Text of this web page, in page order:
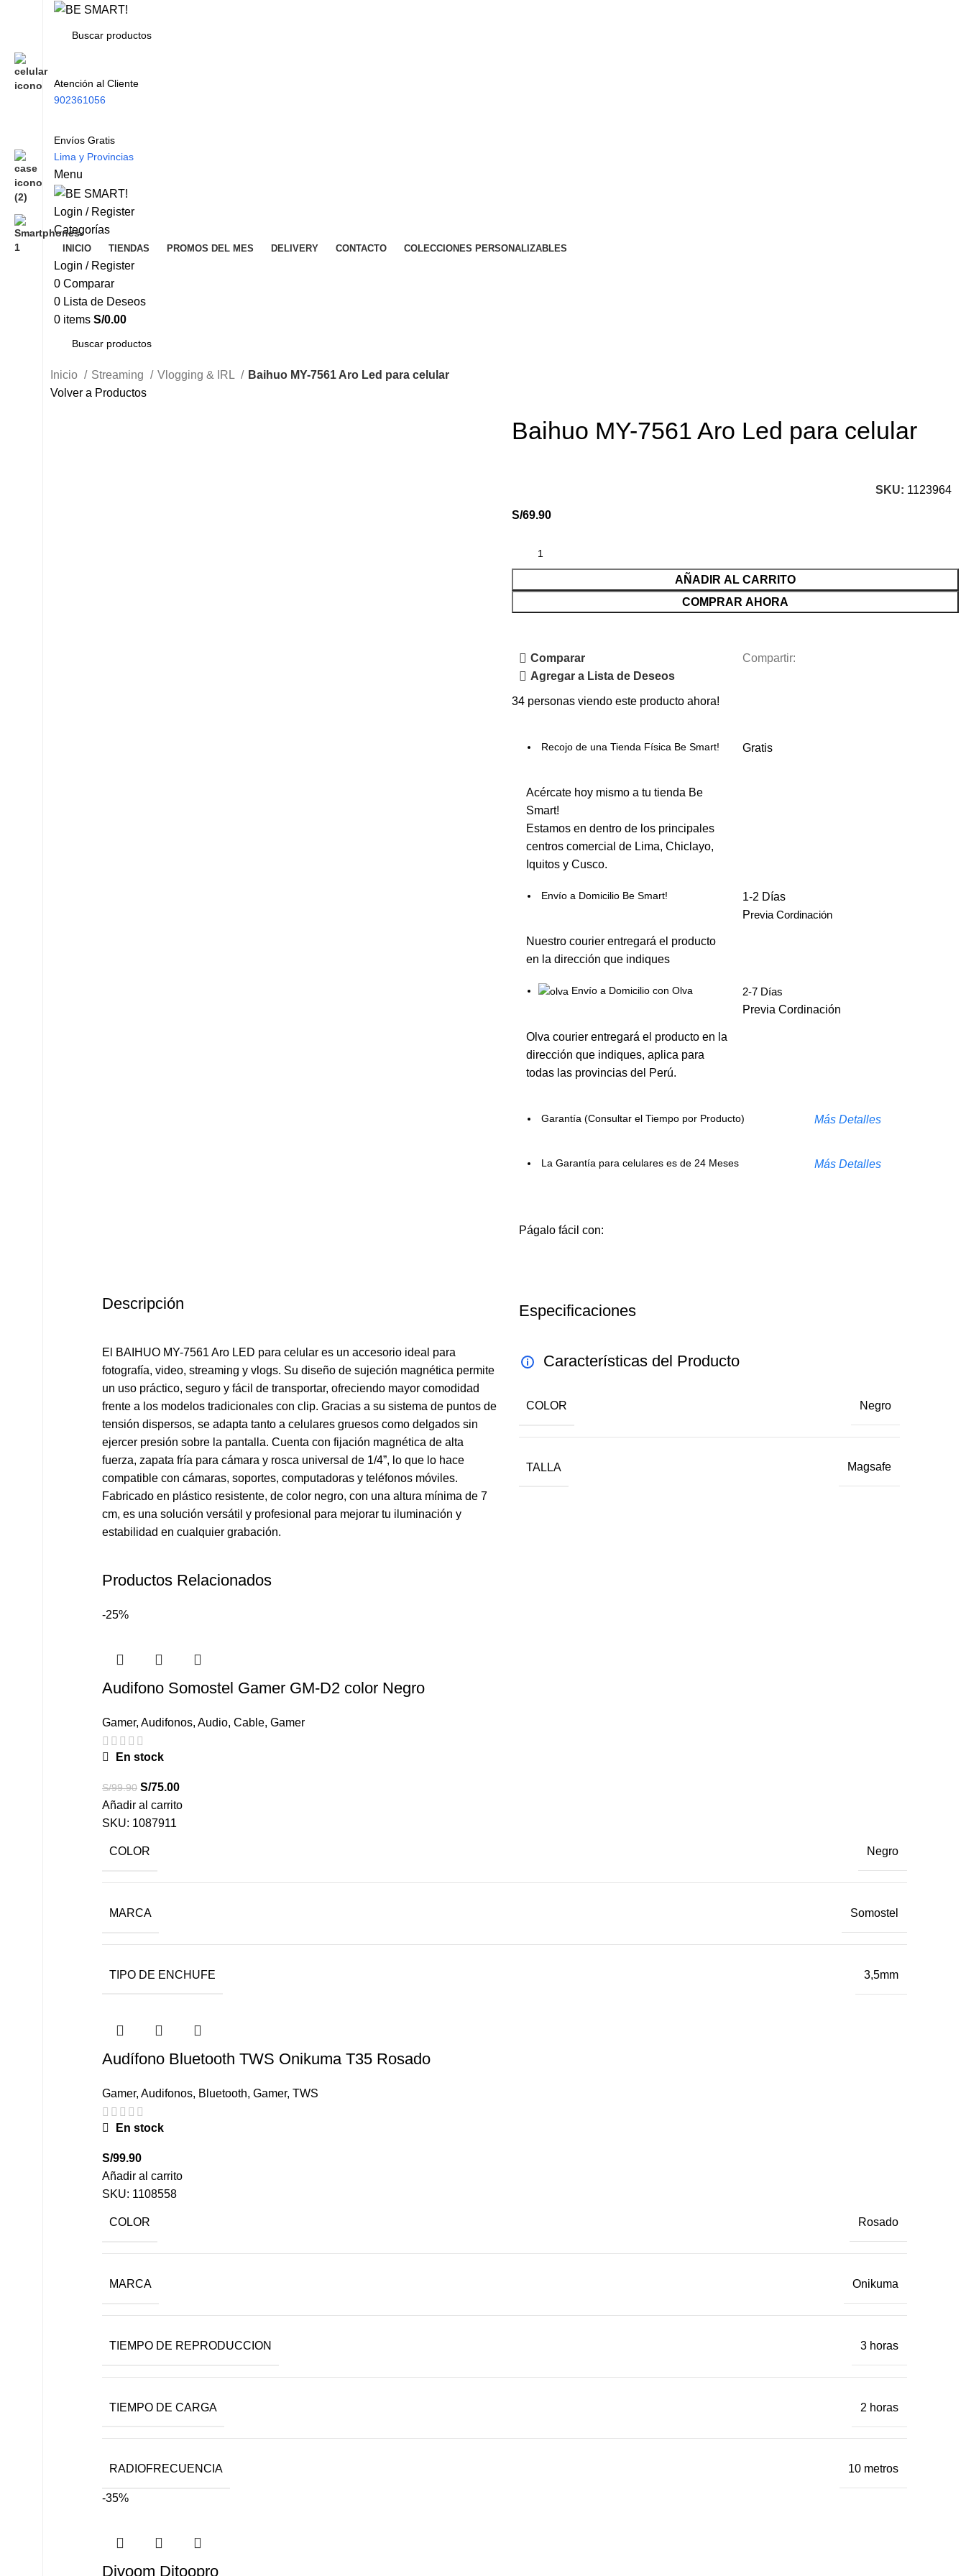
Atención al Cliente
902361056
Envíos Gratis
Lima y Provincias
Menu
Login / Register
Categorías
INICIO TIENDAS PROMOS DEL MES DELIVERY CONTACTO COLECCIONES PERSONALIZABLES
Login / Register
0 Comparar
0 Lista de Deseos
0 items S/0.00
Inicio Streaming Vlogging & IRL
Baihuo MY-7561 Aro Led para celular
Volver a Productos
Baihuo MY-7561 Aro Led para celular
SKU: 1123964
S/69.90
AÑADIR AL CARRITO
COMPRAR AHORA
Comparar
Agregar a Lista de Deseos
Compartir:
34 personas viendo este producto ahora!
Recojo de una Tienda Física Be Smart!
Acércate hoy mismo a tu tienda Be
Smart!
Estamos en dentro de los principales
centros comercial de Lima, Chiclayo,
Iquitos y Cusco.
Gratis
Envío a Domicilio Be Smart!
Nuestro courier entregará el producto
en la dirección que indiques
1-2 Días
Previa Cordinación
Envío a Domicilio con Olva
Olva courier entregará el producto en la
dirección que indiques, aplica para
todas las provincias del Perú.
2-7 Días
Previa Cordinación
Garantía (Consultar el Tiempo por Producto) Más Detalles
La Garantía para celulares es de 24 Meses Más Detalles
Págalo fácil con:
Descripción
El BAIHUO MY-7561 Aro LED para celular es un accesorio ideal para
fotografía, video, streaming y vlogs. Su diseño de sujeción magnética permite
un uso práctico, seguro y fácil de transportar, ofreciendo mayor comodidad
frente a los modelos tradicionales con clip. Gracias a su sistema de puntos de
tensión dispersos, se adapta tanto a celulares gruesos como delgados sin
ejercer presión sobre la pantalla. Cuenta con fijación magnética de alta
fuerza, zapata fría para cámara y rosca universal de 1/4”, lo que lo hace
compatible con cámaras, soportes, computadoras y teléfonos móviles.
Fabricado en plástico resistente, de color negro, con una altura mínima de 7
cm, es una solución versátil y profesional para mejorar tu iluminación y
estabilidad en cualquier grabación.
Especificaciones
Características del Producto
COLOR Negro
TALLA Magsafe
Productos Relacionados
-25%
Audifono Somostel Gamer GM-D2 color Negro
Gamer, Audifonos, Audio, Cable, Gamer
En stock
S/99.90 S/75.00
Añadir al carrito
SKU: 1087911
COLOR Negro
MARCA Somostel
TIPO DE ENCHUFE 3,5mm
Audífono Bluetooth TWS Onikuma T35 Rosado
Gamer, Audifonos, Bluetooth, Gamer, TWS
En stock
S/99.90
Añadir al carrito
SKU: 1108558
COLOR Rosado
MARCA Onikuma
TIEMPO DE REPRODUCCION 3 horas
TIEMPO DE CARGA 2 horas
RADIOFRECUENCIA 10 metros
-35%
Divoom Ditoopro